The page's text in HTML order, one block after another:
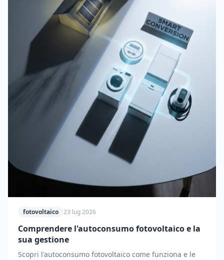
fotovoltaico 23 lug 2026
Comprendere l'autoconsumo fotovoltaico e la
sua gestione
Scopri l'autoconsumo fotovoltaico come funziona e le